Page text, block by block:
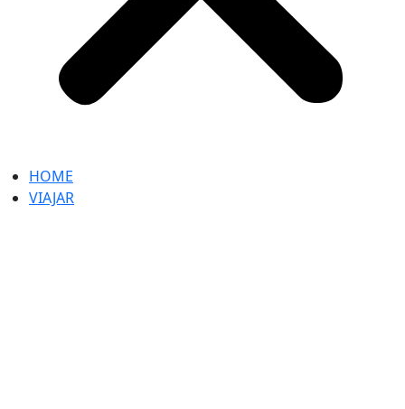
HOME
VIAJAR